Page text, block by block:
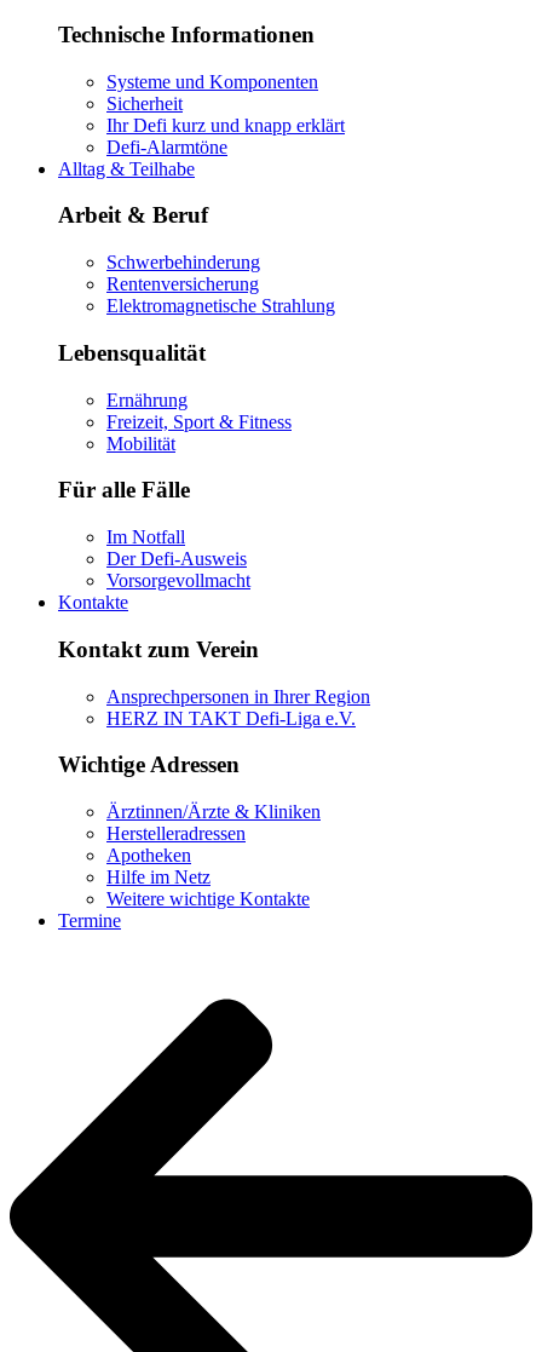
Technische Informationen
Systeme und Komponenten
Sicherheit
Ihr Defi kurz und knapp erklärt
Defi-Alarmtöne
Alltag & Teilhabe
Arbeit & Beruf
Schwerbehinderung
Rentenversicherung
Elektromagnetische Strahlung
Lebensqualität
Ernährung
Freizeit, Sport & Fitness
Mobilität
Für alle Fälle
Im Notfall
Der Defi-Ausweis
Vorsorgevollmacht
Kontakte
Kontakt zum Verein
Ansprechpersonen in Ihrer Region
HERZ IN TAKT Defi-Liga e.V.
Wichtige Adressen
Ärztinnen/Ärzte & Kliniken
Herstelleradressen
Apotheken
Hilfe im Netz
Weitere wichtige Kontakte
Termine